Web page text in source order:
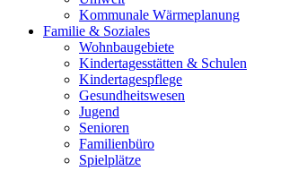
Kommunale Wärmeplanung
Familie & Soziales
Wohnbaugebiete
Kindertagesstätten & Schulen
Kindertagespflege
Gesundheitswesen
Jugend
Senioren
Familienbüro
Spielplätze